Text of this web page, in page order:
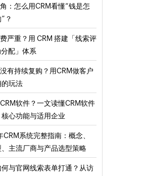
：怎么用CRM看懂“钱是怎
？
严重？用 CRM 搭建「线索评
配」体系
有持续复购？用CRM做客户
玩法
软件？一文读懂CRM软件
心功能与适用企业
系统完整指南：概念、
、主流厂商与产品选型策略
何与官网线索表单打通？从访